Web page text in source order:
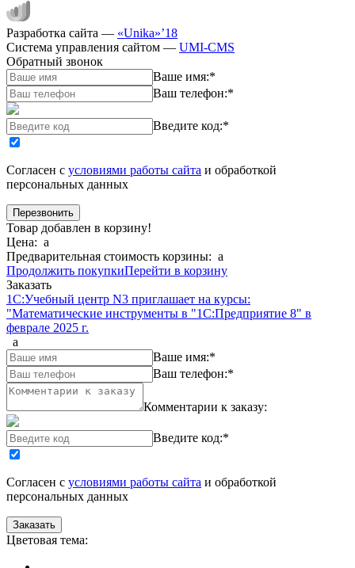
Разработка сайта — «Unika»’18
Система управления сайтом — UMI-CMS
Обратный звонок
Ваше имя:*
Ваш телефон:*
Введите код:*
Согласен с условиями работы сайта и обработкой
персональных данных
Товар добавлен в корзину!
Цена: a
Предварительная стоимость корзины: a
Продолжить покупкиПерейти в корзину
Заказать
1С:Учебный центр N3 приглашает на курсы:
"Математические инструменты в "1С:Предприятие 8" в
феврале 2025 г.
a
Ваше имя:*
Ваш телефон:*
Комментарии к заказу:
Введите код:*
Согласен с условиями работы сайта и обработкой
персональных данных
Цветовая тема: